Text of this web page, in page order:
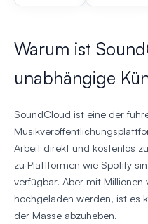
Warum ist
unabhängige
SoundCloud ist eine der
Arbeit direkt und kostenlos
zu Plattformen wie Spotify
verfügbar. Aber mit
hochgeladen werden, ist es
der Masse abzuheben.